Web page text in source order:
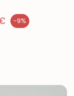
-9%